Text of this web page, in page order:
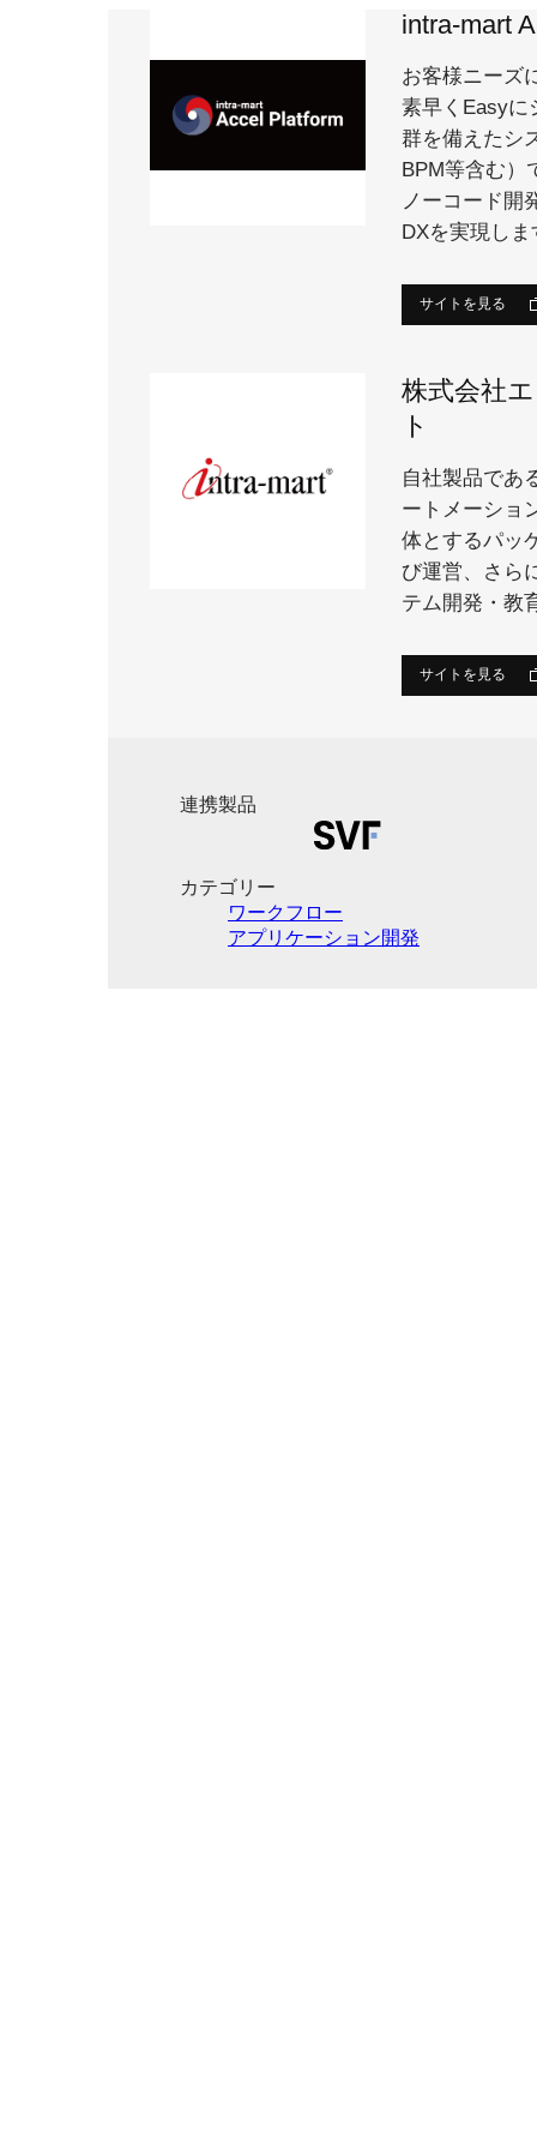
intra-mart
お客様ニーズ
素早くEasyに
群を備えたシ
BPM等含む）
ノーコード開
DXを実現しま
サイトを見る
株式会社
ト
自社製品であ
ートメーショ
体とするパッ
び運営、さら
テム開発・教
サイトを見る
連携製品
カテゴリー
ワークフロー
アプリケーション開発